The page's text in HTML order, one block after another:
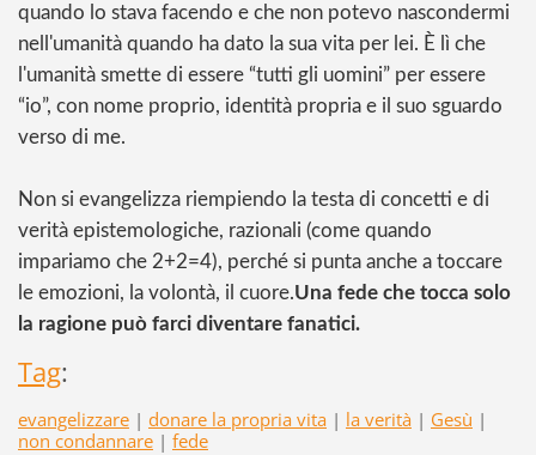
quando lo stava facendo e che non potevo nascondermi
nell'umanità quando ha dato la sua vita per lei. È lì che
l'umanità smette di essere “tutti gli uomini” per essere
“io”, con nome proprio, identità propria e il suo sguardo
verso di me.
Non si evangelizza riempiendo la testa di concetti e di
verità epistemologiche, razionali (come quando
impariamo che 2+2=4), perché si punta anche a toccare
le emozioni, la volontà, il cuore.Una fede che tocca solo
la ragione può farci diventare fanatici.
Tag:
evangelizzare | donare la propria vita | la verità | Gesù |
non condannare | fede